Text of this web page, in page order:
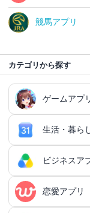
競馬アプリ
カテゴリから探す
ゲームアプ
ゲームアプリ総合
RPGアプリ
RPGアプリ総合
王道RPGアプ
アクションゲー
生活・暮ら
生活・暮らしアプ
ファイナンスア
ビジネスア
ビジネスアプリ総合
恋愛アプリ